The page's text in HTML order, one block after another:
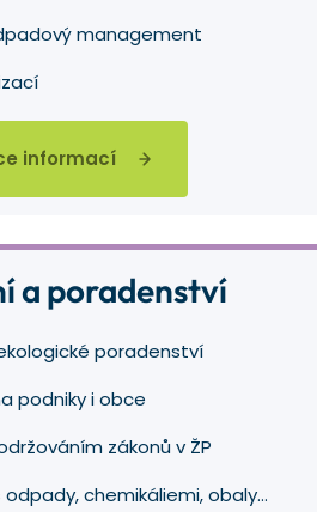
management
informací
a poradenství
poradenství
podniky i obce
zákonů v ŽP
odpady, chemikáliemi, obaly…